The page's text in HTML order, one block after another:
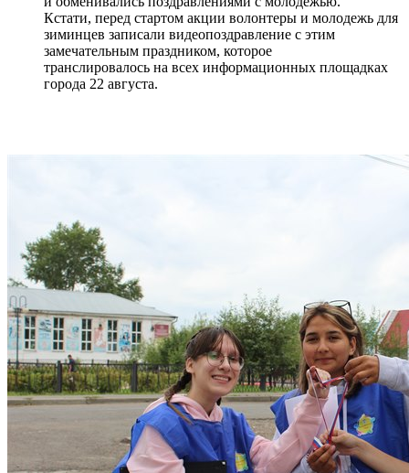
Кстати, перед стартом акции волонтеры и молодежь для
зиминцев записали видеопоздравление с этим
замечательным праздником, которое
транслировалось на всех информационных площадках
города 22 августа.